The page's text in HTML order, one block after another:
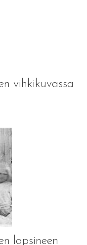
vihkikuvassa
lapsineen